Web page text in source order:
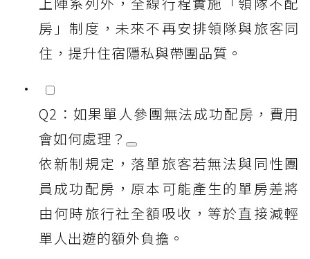
房」制度，未來不再安排領隊與旅客同
住，提升住宿隱私與帶團品質。
Q2：如果單人參團無法成功配房，費用
會如何處理？
依新制規定，落單旅客若無法與同性團
員成功配房，原本可能產生的單房差將
由何時旅行社全額吸收，等於直接減輕
單人出遊的額外負擔。